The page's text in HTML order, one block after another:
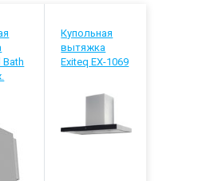
Купольная
вытяжка
Exiteq EX-1069